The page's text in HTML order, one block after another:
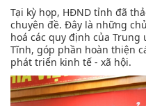
Tại kỳ họp, HĐND tỉnh đã
chuyên đề. Đây là những
hoá các quy định của
Tĩnh, góp phần hoàn thiện
phát triển kinh tế - xã hội.